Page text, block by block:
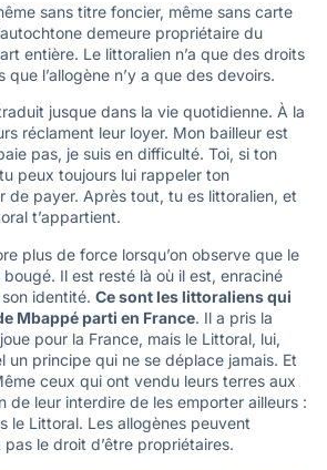
sans titre foncier, même sans carte
demeure propriétaire du
entière. Le littoralien n’a que des droits
l’allogène n’y a que des devoirs.
jusque dans la vie quotidienne. À la
réclament leur loyer. Mon bailleur est
pas, je suis en difficulté. Toi, si ton
peux toujours lui rappeler ton
de payer. Après tout, tu es littoralien, et
t’appartient.
plus de force lorsqu’on observe que le
bougé. Il est resté là où il est, enraciné
identité. Ce sont les littoraliens qui
Mbappé parti en France. Il a pris la
pour la France, mais le Littoral, lui,
un principe qui ne se déplace jamais. Et
ceux qui ont vendu leurs terres aux
de leur interdire de les emporter ailleurs :
le Littoral. Les allogènes peuvent
pas le droit d’être propriétaires.